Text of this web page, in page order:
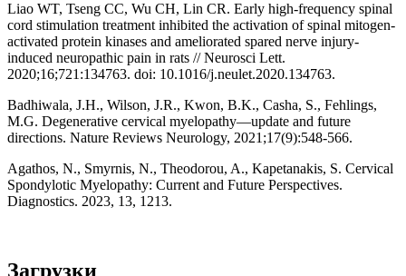
Liao WT, Tseng CC, Wu CH, Lin CR. Early high-frequency spinal
cord stimulation treatment inhibited the activation of spinal mitogen-
activated protein kinases and ameliorated spared nerve injury-
induced neuropathic pain in rats // Neurosci Lett.
2020;16;721:134763. doi: 10.1016/j.neulet.2020.134763.
Badhiwala, J.H., Wilson, J.R., Kwon, B.K., Casha, S., Fehlings,
M.G. Degenerative cervical myelopathy—update and future
directions. Nature Reviews Neurology, 2021;17(9):548-566.
Agathos, N., Smyrnis, N., Theodorou, A., Kapetanakis, S. Cervical
Spondylotic Myelopathy: Current and Future Perspectives.
Diagnostics. 2023, 13, 1213.
Загрузки